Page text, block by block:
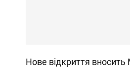
Нове відкриття вносить